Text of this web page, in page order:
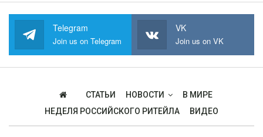
Telegram
Join us on Telegram
VK
Join us on VK
СТАТЬИ НОВОСТИ
В МИРЕ
НЕДЕЛЯ РОССИЙСКОГО РИТЕЙЛА
ВИДЕО